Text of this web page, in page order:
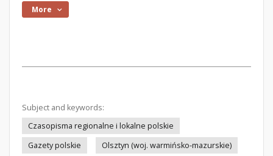
More
Subject and keywords:
Czasopisma regionalne i lokalne polskie
Gazety polskie
Olsztyn (woj. warmińsko-mazurskie)